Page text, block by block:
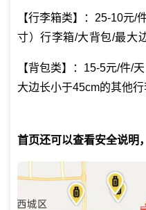
【行李箱类】：25-10元/
寸）行李箱/大背包/最大
【背包类】：15-5元/件/
大边长小于45cm的其他行
首页还可以查看安全说明